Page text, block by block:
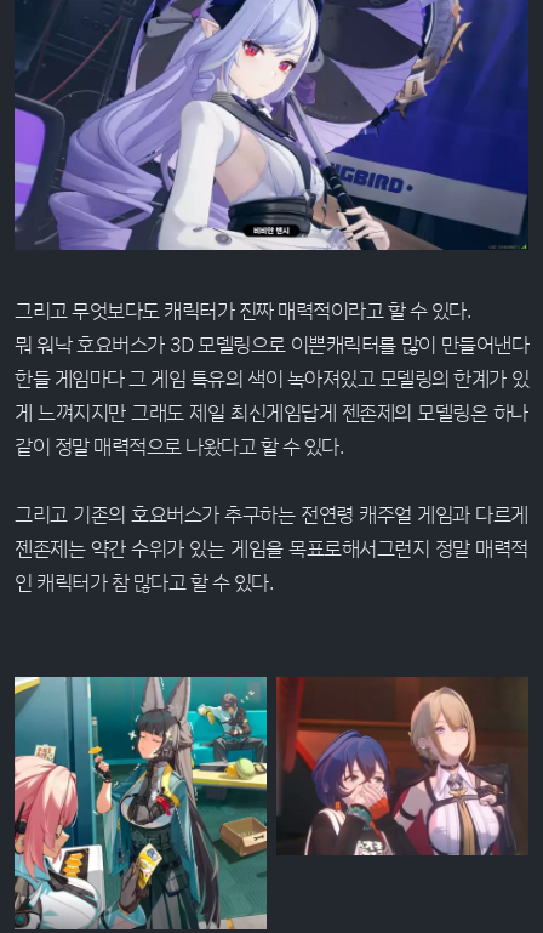
그리고 무엇보다도 캐릭터가 진짜 매력적이라고 할 수 있다.
뭐 워낙 호요버스가 3D 모델링으로 이쁜캐릭터를 많이 만들어낸다
한들 게임마다 그 게임 특유의 색이 녹아져있고 모델링의 한계가 있
게 느껴지지만 그래도 제일 최신게임답게 젠존제의 모델링은 하나
같이 정말 매력적으로 나왔다고 할 수 있다.
그리고 기존의 호요버스가 추구하는 전연령 캐주얼 게임과 다르게
젠존제는 약간 수위가 있는 게임을 목표로해서그런지 정말 매력적
인 캐릭터가 참 많다고 할 수 있다.